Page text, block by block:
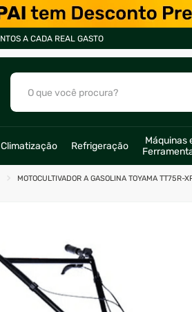
O que você procura?
Climatização Refrigeração
Máquinas
MOTOCULTIVADOR A GASOLINA TOYAMA TT75R-
2º
fogão
5º
soprador
6º
ventilador